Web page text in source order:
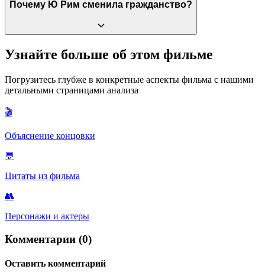
Это возрасты героев (И Джину 25, Хи До 21), когда их пути
закончилась и началась взрослая жизнь.
Почему Ю Рим сменила гражданство?
Её отец попал в ДТП и должен был выплатить огромную
компенсацию, иначе ему грозила тюрьма. Чтобы быстро
предложение выступать за Россию.
Узнайте больше об этом фильме
Погрузитесь глубже в конкретные аспекты фильма с нашими
детальными страницами анализа
🎬
Объяснение концовки
💬
Цитаты из фильма
👥
Персонажи и актеры
Комментарии (0)
Оставить комментарий